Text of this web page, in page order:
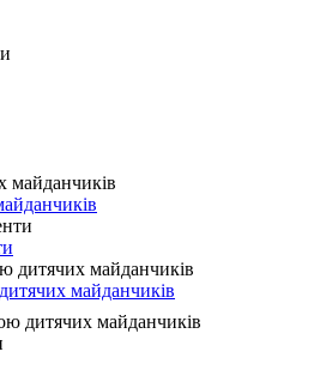
майданчиків
дитячих майданчиків